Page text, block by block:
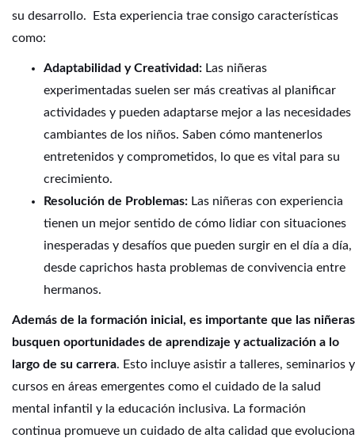
su desarrollo. Esta experiencia trae consigo características
como:
Adaptabilidad y Creatividad: Las niñeras
experimentadas suelen ser más creativas al planificar
actividades y pueden adaptarse mejor a las necesidades
cambiantes de los niños. Saben cómo mantenerlos
entretenidos y comprometidos, lo que es vital para su
crecimiento.
Resolución de Problemas: Las niñeras con experiencia
tienen un mejor sentido de cómo lidiar con situaciones
inesperadas y desafíos que pueden surgir en el día a día,
desde caprichos hasta problemas de convivencia entre
hermanos.
Además de la formación inicial, es importante que las niñeras
busquen oportunidades de aprendizaje y actualización a lo
largo de su carrera. Esto incluye asistir a talleres, seminarios y
cursos en áreas emergentes como el cuidado de la salud
mental infantil y la educación inclusiva. La formación
continua promueve un cuidado de alta calidad que evoluciona